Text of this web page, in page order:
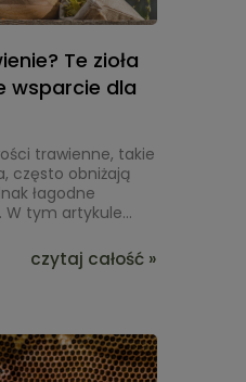
Te zioła
wsparcie dla
trawienne, takie
często obniżają
łagodne
W tym artykule
Warto jednak
w
organizm.
czytaj całość »